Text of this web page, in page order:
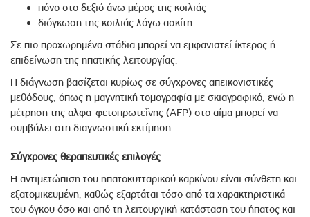
πόνο στο δεξιό άνω μέρος της κοιλιάς
διόγκωση της κοιλιάς λόγω ασκίτη
Σε πιο προχωρημένα στάδια μπορεί να εμφανιστεί ίκτερος ή
επιδείνωση της ηπατικής λειτουργίας.
Η διάγνωση βασίζεται κυρίως σε σύγχρονες απεικονιστικές
μεθόδους, όπως η μαγνητική τομογραφία με σκιαγραφικό, ενώ η
μέτρηση της αλφα-φετοπρωτεΐνης (AFP) στο αίμα μπορεί να
συμβάλει στη διαγνωστική εκτίμηση.
Σύγχρονες θεραπευτικές επιλογές
Η αντιμετώπιση του ηπατοκυτταρικού καρκίνου είναι σύνθετη και
εξατομικευμένη, καθώς εξαρτάται τόσο από τα χαρακτηριστικά
του όγκου όσο και από τη λειτουργική κατάσταση του ήπατος και